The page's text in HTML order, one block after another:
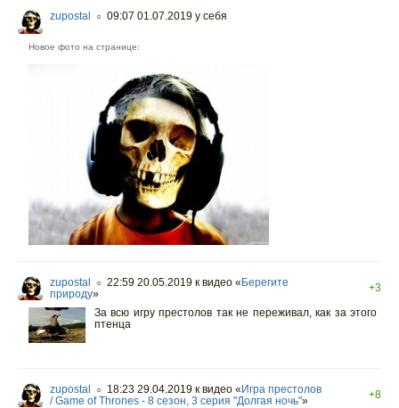
zupostal ○ 09:07 01.07.2019 у себя
Новое фото на странице:
zupostal ○ 22:59 20.05.2019 к видео « Берегите
природу»
+3
За всю игру престолов так не переживал, как за этого
птенца
zupostal ○ 18:23 29.04.2019 к видео « Игра престолов
/ Game of Thrones - 8 сезон, 3 серия "Долгая ночь"»
+8